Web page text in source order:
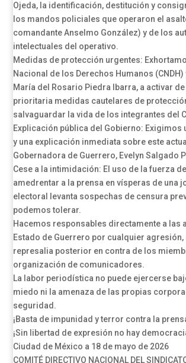
Ojeda, la identificación, destitución y
los mandos policiales que operaron el
comandante Anselmo González) y de los
intelectuales del operativo.
Medidas de protección urgentes:
Nacional de los Derechos Humanos (CNDH)
María del Rosario Piedra Ibarra, a activar
prioritaria medidas cautelares de
salvaguardar la vida de los integrantes del
Explicación pública del Gobierno: Exigimos
y una explicación inmediata sobre este
Gobernadora de Guerrero, Evelyn Salgado
Cese a la intimidación: El uso de la fuerza
amedrentar a la prensa en vísperas de una
electoral levanta sospechas de censura
podemos tolerar.
Hacemos responsables directamente a las
Estado de Guerrero por cualquier agresión,
represalia posterior en contra de los
organización de comunicadores.
La labor periodística no puede ejercerse
miedo ni la amenaza de las propias
seguridad.
¡Basta de impunidad y terror contra la
¡Sin libertad de expresión no hay
Ciudad de México a 18 de mayo de 2026
COMITÉ DIRECTIVO NACIONAL DEL